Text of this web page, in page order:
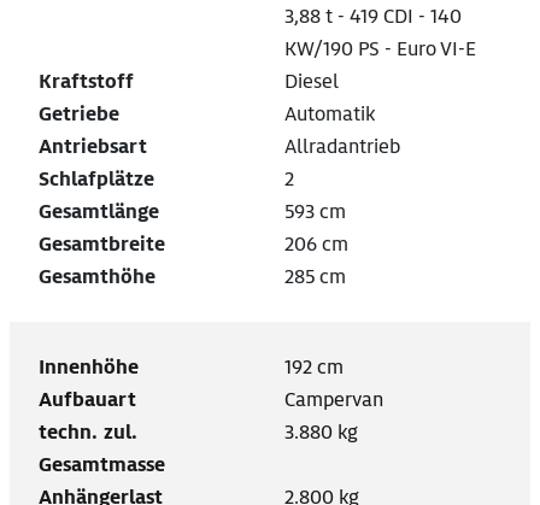
3,88 t - 419 CDI - 140
KW/190 PS - Euro VI-E
Kraftstoff
Diesel
Getriebe
Automatik
Antriebsart
Allradantrieb
Schlafplätze
2
Gesamtlänge
593 cm
Gesamtbreite
206 cm
Gesamthöhe
285 cm
Innenhöhe
192 cm
Aufbauart
Campervan
techn. zul.
Gesamtmasse
3.880 kg
Anhängerlast
2.800 kg